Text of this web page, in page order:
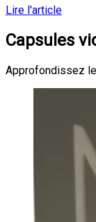
Lire l'article
Capsules
Approfondissez